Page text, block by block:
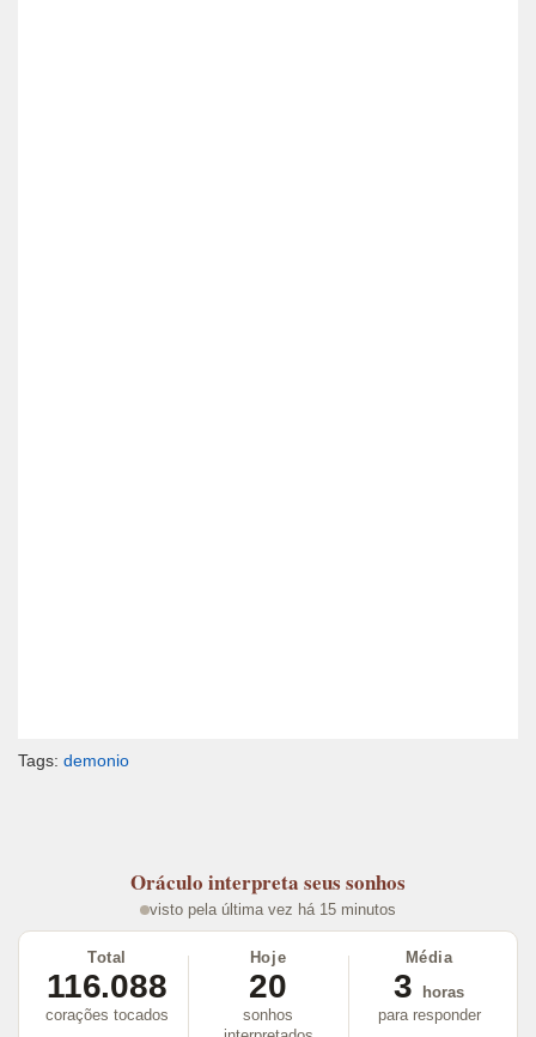
Tags: demonio
Oráculo interpreta seus sonhos
visto pela última vez há 15 minutos
Total
116.088
corações tocados
Hoje
20
sonhos
Média
3
horas
para responder